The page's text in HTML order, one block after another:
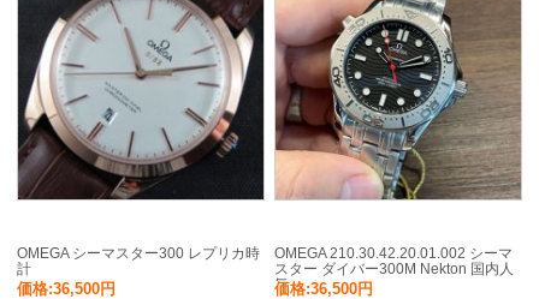
OMEGA シーマスター300 レプリカ時
計
価格:36,500円
OMEGA 210.30.42.20.01.002 シーマ
スター ダイバー300M Nekton 国内人
気
価格:36,500円